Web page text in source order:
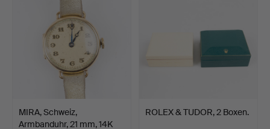
MIRA, Schweiz,
Armbanduhr, 21 mm, 14K
ROLEX & TUDOR, 2 Boxen.